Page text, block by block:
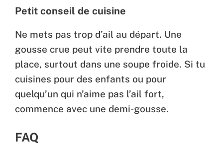
Petit conseil de cuisine
Ne mets pas trop d’ail au départ. Une
gousse crue peut vite prendre toute la
place, surtout dans une soupe froide. Si tu
cuisines pour des enfants ou pour
quelqu’un qui n’aime pas l’ail fort,
commence avec une demi-gousse.
FAQ